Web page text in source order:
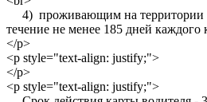
4) проживающим на территории
течение не менее 185 дней каждого
</p>
<p style="text-align: justify;">
</p>
<p style="text-align: justify;">